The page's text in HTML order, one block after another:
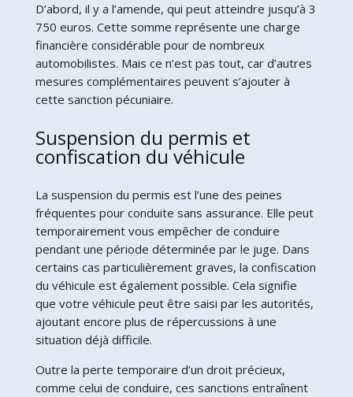
D’abord, il y a l’amende, qui peut atteindre jusqu’à 3
750 euros. Cette somme représente une charge
financière considérable pour de nombreux
automobilistes. Mais ce n’est pas tout, car d’autres
mesures complémentaires peuvent s’ajouter à
cette sanction pécuniaire.
Suspension du permis et
confiscation du véhicule
La suspension du permis est l’une des peines
fréquentes pour conduite sans assurance. Elle peut
temporairement vous empêcher de conduire
pendant une période déterminée par le juge. Dans
certains cas particulièrement graves, la confiscation
du véhicule est également possible. Cela signifie
que votre véhicule peut être saisi par les autorités,
ajoutant encore plus de répercussions à une
situation déjà difficile.
Outre la perte temporaire d’un droit précieux,
comme celui de conduire, ces sanctions entraînent